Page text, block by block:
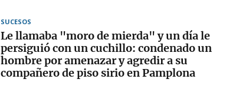
SUCESOS
Le llamaba "moro de mierda" y un día le
persiguió con un cuchillo: condenado un
hombre por amenazar y agredir a su
compañero de piso sirio en Pamplona